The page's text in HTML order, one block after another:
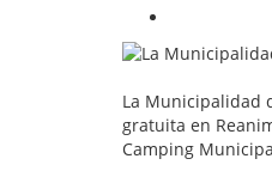
La Municipalidad
gratuita en
Camping